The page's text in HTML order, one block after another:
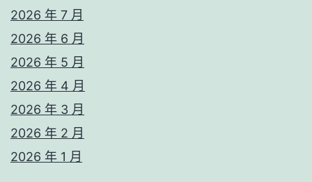
2026 年 7 月
2026 年 6 月
2026 年 5 月
2026 年 4 月
2026 年 3 月
2026 年 2 月
2026 年 1 月